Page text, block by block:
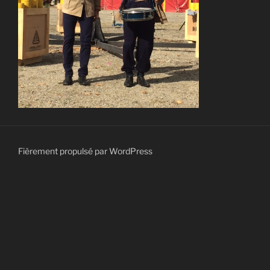
Fièrement propulsé par WordPress